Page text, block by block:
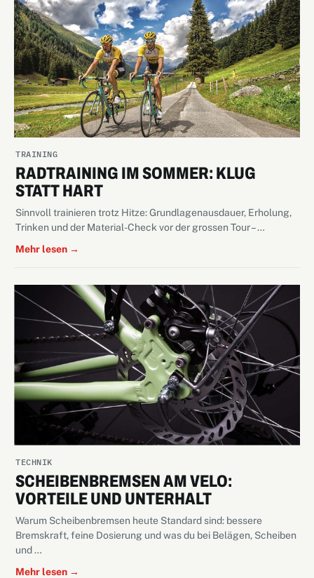
TRAINING
RADTRAINING IM SOMMER: KLUG
STATT HART
Sinnvoll trainieren trotz Hitze: Grundlagenausdauer, Erholung,
Trinken und der Material-Check vor der grossen Tour – …
Mehr lesen →
TECHNIK
SCHEIBENBREMSEN AM VELO:
VORTEILE UND UNTERHALT
Warum Scheibenbremsen heute Standard sind: bessere
Bremskraft, feine Dosierung und was du bei Belägen, Scheiben
und …
Mehr lesen →